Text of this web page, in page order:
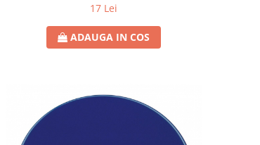
17 Lei
ADAUGA IN COS